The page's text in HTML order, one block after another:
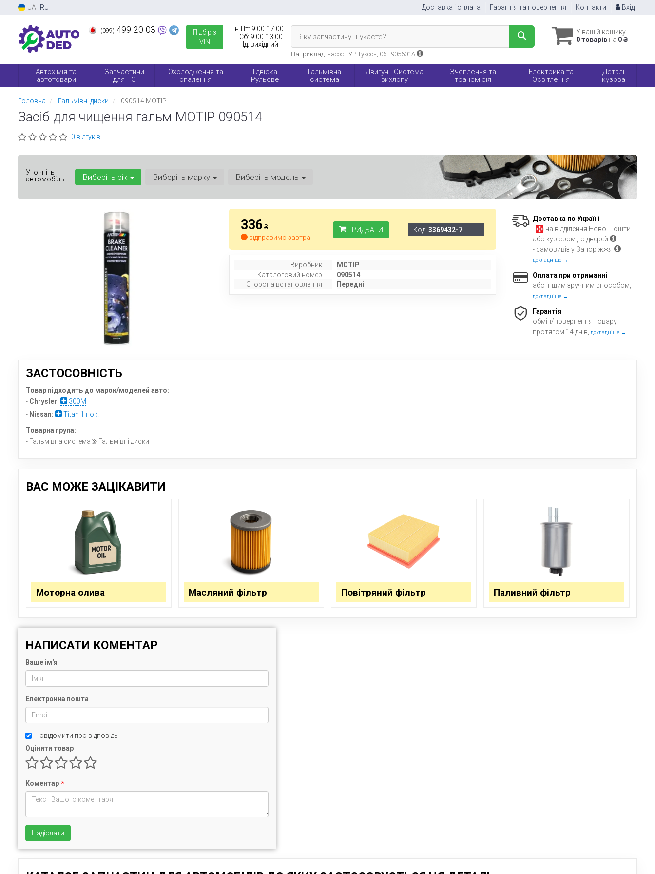
UA RU Доставка і оплата Гарантія та повернення Контакти Вхід
(099) 499-20-03
Підбір з
VIN
Пн-Пт: 9:00-17:00
Сб: 9:00-13:00
Нд: вихідний
У вашій кошику
0 товарів на 0 ₴
Яку запчастину шукаєте?
Наприклад: насос ГУР Туксон, 06H905601A
Автохімія та
автотовари
Запчастини
для ТО
Охолодження та
опалення
Підвіска і
Рульове
Гальмівна
система
Двигун і Система
вихлопу
Зчеплення та
трансмісія
Електрика та
Освітлення
Деталі
кузова
Головна Гальмівні диски 090514 MOTIP
Засіб для чищення гальм MOTIP 090514
0 відгуків
Уточніть
автомобіль: Виберіть рік Виберіть марку Виберіть модель
336 ₴
відправимо завтра
ПРИДБАТИ Код:3369432-7
Виробник
MOTIP
Каталоговий номер
090514
Сторона встановлення
Передні
Доставка по Україні
-
на відділення Нової Пошти
або кур'єром до дверей
- самовивіз у Запоріжжя
докладніше →
Оплата при отриманні
або іншим зручним способом,
докладніше →
Гарантія
обмін/повернення товару
протягом 14 днів,докладніше →
ЗАСТОСОВНІСТЬ
Товар підходить до марок/моделей авто:
- Chrysler:
300M
- Nissan: Titan 1 пок.
Товарна група:
- Гальмівна система
Гальмівні диски
ВАС МОЖЕ ЗАЦІКАВИТИ
Моторна олива Масляний фільтр Повітряний фільтр Паливний фільтр
НАПИСАТИ КОМЕНТАР
Ваше ім'я
Електронна пошта
Повідомити про відповідь
Оцінити товар
Коментар *
Надіслати